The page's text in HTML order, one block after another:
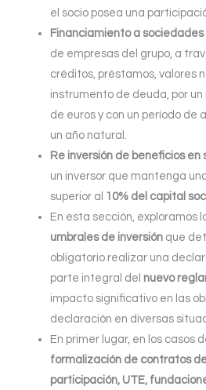
el socio posea una
Financiamiento a sociedades
de empresas del grupo, a
créditos, préstamos, valores
instrumento de deuda, por un
de euros y con un período de
un año natural.
Re inversión de beneficios en
un inversor que mantenga
superior al 10% del capital
En esta sección, exploramos
umbrales de inversiónque
obligatorio realizar una
parte integral del nuevo
impacto significativo en las
declaración en diversas
En primer lugar, en los casos
formalización de contratos
participación, UTE,